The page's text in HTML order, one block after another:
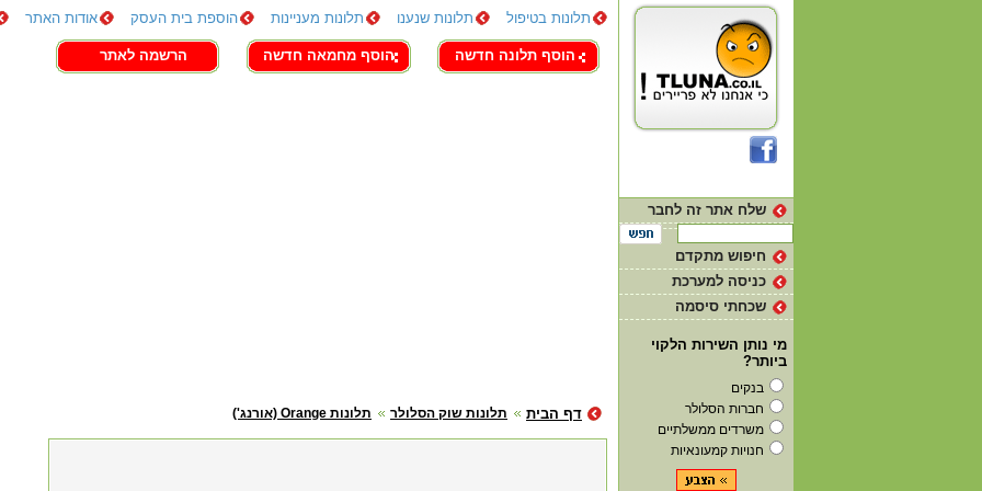
תלונות בטיפול תלונות שנענו תלונות מעניינות הוספת בית העסק אודות האתר
צור קשר
הוסף תלונה חדשה הוסף מחמאה חדשה הרשמה לאתר
תלונות Orange (אורנג') תלונות שוק הסלולר דף הבית
שלח אתר זה לחבר
חיפוש מתקדם
כניסה למערכת
שכחתי סיסמה
מי נותן השירות הלקוי
ביותר?
בנקים
חברות הסלולר
משרדים ממשלתיים
חנויות קמעונאיות